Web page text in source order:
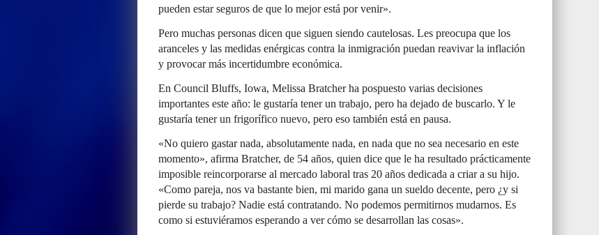
pueden estar seguros de que lo mejor está por venir».
Pero muchas personas dicen que siguen siendo cautelosas. Les preocupa que los
aranceles y las medidas enérgicas contra la inmigración puedan reavivar la inflación
y provocar más incertidumbre económica.
En Council Bluffs, Iowa, Melissa Bratcher ha pospuesto varias decisiones
importantes este año: le gustaría tener un trabajo, pero ha dejado de buscarlo. Y le
gustaría tener un frigorífico nuevo, pero eso también está en pausa.
«No quiero gastar nada, absolutamente nada, en nada que no sea necesario en este
momento», afirma Bratcher, de 54 años, quien dice que le ha resultado prácticamente
imposible reincorporarse al mercado laboral tras 20 años dedicada a criar a su hijo.
«Como pareja, nos va bastante bien, mi marido gana un sueldo decente, pero ¿y si
pierde su trabajo? Nadie está contratando. No podemos permitirnos mudarnos. Es
como si estuviéramos esperando a ver cómo se desarrollan las cosas».